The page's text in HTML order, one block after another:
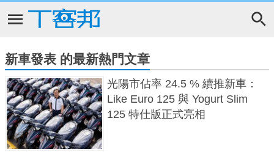
新車發表 的最新熱門文章
光陽市佔率 24.5 % 續推新車：
Like Euro 125 與 Yogurt Slim
125 特仕版正式亮相